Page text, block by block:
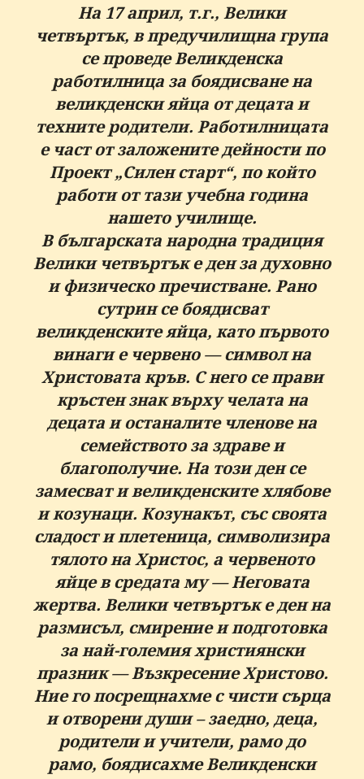
На 17 април, т.г., Велики
четвъртък, в предучилищна група
се проведе Великденска
работилница за боядисване на
великденски яйца от децата и
техните родители. Работилницата
е част от заложените дейности по
Проект „Силен старт“, по който
работи от тази учебна година
нашето училище.
В българската народна традиция
Велики четвъртък е ден за духовно
и физическо пречистване. Рано
сутрин се боядисват
великденските яйца, като първото
винаги е червено — символ на
Христовата кръв. С него се прави
кръстен знак върху челата на
децата и останалите членове на
семейството за здраве и
благополучие. На този ден се
замесват и великденските хлябове
и козунаци. Козунакът, със своята
сладост и плетеница, символизира
тялото на Христос, а червеното
яйце в средата му — Неговата
жертва. Велики четвъртък е ден на
размисъл, смирение и подготовка
за най-големия християнски
празник — Възкресение Христово.
Ние го посрещнахме с чисти сърца
и отворени души – заедно, деца,
родители и учители, рамо до
рамо, боядисахме Великденски